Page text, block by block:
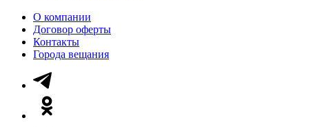
О компании
Договор оферты
Контакты
Города вещания